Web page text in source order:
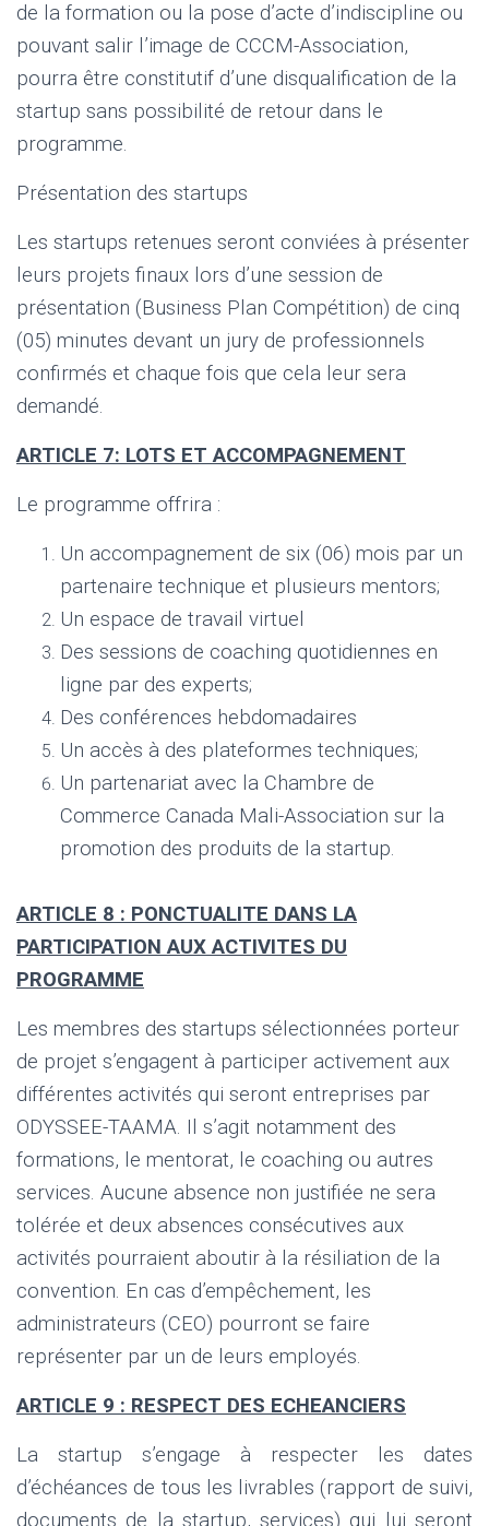
de la formation ou la pose d’acte d’indiscipline ou
pouvant salir l’image de CCCM-Association,
pourra être constitutif d’une disqualification de la
startup sans possibilité de retour dans le
programme.
Présentation des startups
Les startups retenues seront conviées à présenter
leurs projets finaux lors d’une session de
présentation (Business Plan Compétition) de cinq
(05) minutes devant un jury de professionnels
confirmés et chaque fois que cela leur sera
demandé.
ARTICLE 7: LOTS ET ACCOMPAGNEMENT
Le programme offrira :
Un accompagnement de six (06) mois par un
partenaire technique et plusieurs mentors;
Un espace de travail virtuel
Des sessions de coaching quotidiennes en
ligne par des experts;
Des conférences hebdomadaires
Un accès à des plateformes techniques;
Un partenariat avec la Chambre de
Commerce Canada Mali-Association sur la
promotion des produits de la startup.
ARTICLE 8 : PONCTUALITE DANS LA
PARTICIPATION AUX ACTIVITES DU
PROGRAMME
Les membres des startups sélectionnées porteur
de projet s’engagent à participer activement aux
différentes activités qui seront entreprises par
ODYSSEE-TAAMA. Il s’agit notamment des
formations, le mentorat, le coaching ou autres
services. Aucune absence non justifiée ne sera
tolérée et deux absences consécutives aux
activités pourraient aboutir à la résiliation de la
convention. En cas d’empêchement, les
administrateurs (CEO) pourront se faire
représenter par un de leurs employés.
ARTICLE 9 : RESPECT DES ECHEANCIERS
La startup s’engage à respecter les dates
d’échéances de tous les livrables (rapport de suivi,
documents de la startup, services) qui lui seront